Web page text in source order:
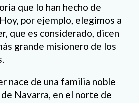
que lo han hecho de
por ejemplo, elegimos a
que es considerado, dicen
grande misionero de los
nace de una familia noble
Navarra, en el norte de